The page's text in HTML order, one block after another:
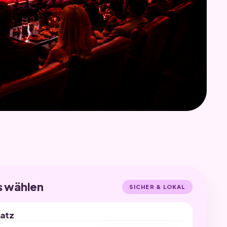
wählen SICHER & LOKAL